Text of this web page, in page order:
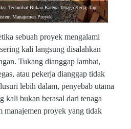
Terlambat Bukan Karena Tenaga Kerja, Tapi
Manajemen Proyek
sebuah proyek mengalami
kali langsung disalahkan
Tukang dianggap lambat,
atau pekerja dianggap tidak
lebih dalam, penyebab utama
kali bukan berasal dari tenaga
manajemen proyek yang tidak